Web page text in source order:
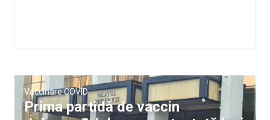
Vaccinare COVID
Prima partidă de vaccin